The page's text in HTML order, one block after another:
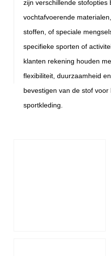
zijn verschillende stofopties
vochtafvoerende
stoffen, of speciale
specifieke sporten of
klanten rekening houden
flexibiliteit, duurzaamheid
bevestigen van de stof
sportkleding.